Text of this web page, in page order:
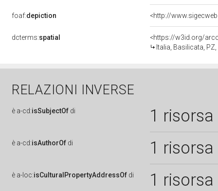
foaf:depiction <http://
dcterms:spatial
<https://w3id.org/
Italia, Basilicata,
RELAZIONI INVERSE
è a-cd:isSubjectOf di 1 risorsa
è a-cd:isAuthorOf di 1 risorsa
è a-loc:isCulturalPropertyAddressOf di 1 risorsa